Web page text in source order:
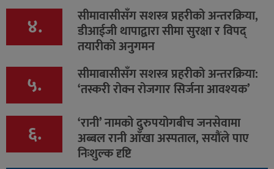
४. सीमावासीसँग सशस्त्र प्रहरीको अन्तरक्रिया,
डीआईजी थापाद्वारा सीमा सुरक्षा र विपद्
तयारीको अनुगमन
५. सीमाबासीसँग सशस्त्र प्रहरीको अन्तरक्रिया:
‘तस्करी रोक्न रोजगार सिर्जना आवश्यक’
६. ‘रानी’ नामको दुरुपयोगबीच जनसेवामा
अब्बल रानी आँखा अस्पताल, सयौंले पाए
निःशुल्क दृष्टि